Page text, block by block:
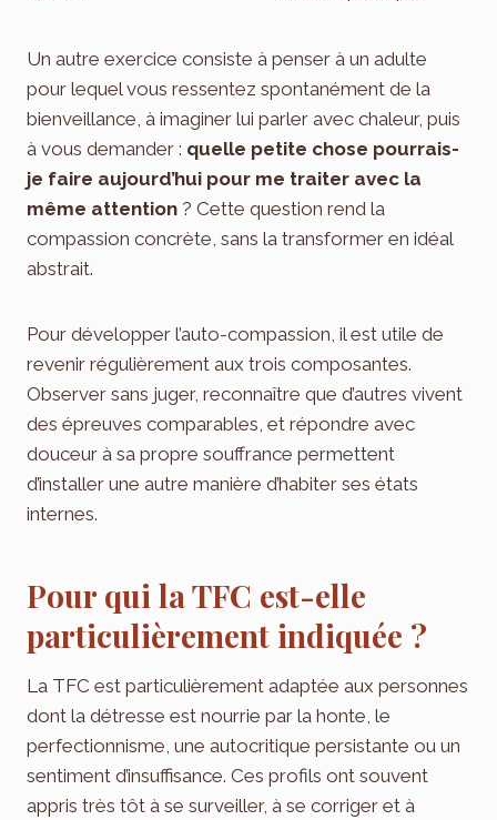
Un autre exercice consiste à penser à un adulte
pour lequel vous ressentez spontanément de la
bienveillance, à imaginer lui parler avec chaleur, puis
à vous demander : quelle petite chose pourrais-
je faire aujourd’hui pour me traiter avec la
même attention ? Cette question rend la
compassion concrète, sans la transformer en idéal
abstrait.
Pour développer l’auto-compassion, il est utile de
revenir régulièrement aux trois composantes.
Observer sans juger, reconnaître que d’autres vivent
des épreuves comparables, et répondre avec
douceur à sa propre souffrance permettent
d’installer une autre manière d’habiter ses états
internes.
Pour qui la TFC est-elle
particulièrement indiquée ?
La TFC est particulièrement adaptée aux personnes
dont la détresse est nourrie par la honte, le
perfectionnisme, une autocritique persistante ou un
sentiment d’insuffisance. Ces profils ont souvent
appris très tôt à se surveiller, à se corriger et à